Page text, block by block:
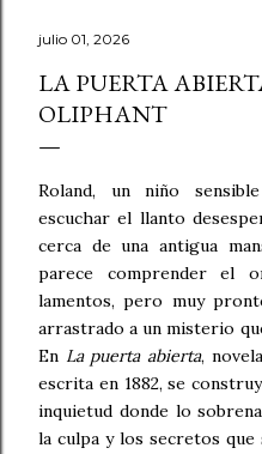
julio 01, 2026
LA PUERTA
OLIPHANT
Roland, un niño
escuchar el llanto
cerca de una antigua
parece comprender el
lamentos, pero muy
arrastrado a un misterio
En La puerta abierta,
escrita en 1882, se
inquietud donde lo
la culpa y los secretos que